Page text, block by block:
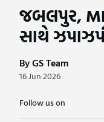
જબલપુર,
સાથે
By GS Team
16 Jun 2026
Follow us on